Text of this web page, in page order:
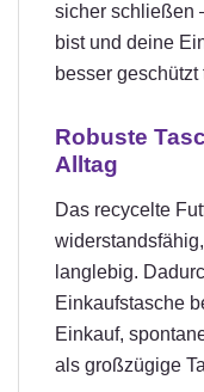
sicher schließen
bist und deine
besser
Robuste
Alltag
Das recycelte
langlebig.
Einkaufstasche
Einkauf,
als großzügige